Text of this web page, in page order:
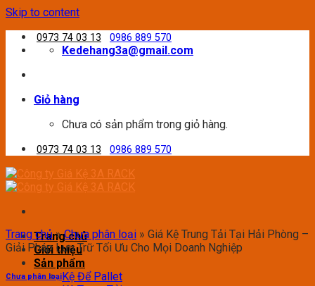
Skip to content
0973 74 03 13 0986 889 570
Kedehang3a@gmail.com
Giỏ hàng
Chưa có sản phẩm trong giỏ hàng.
0973 74 03 13 0986 889 570
Trang chủ
Giới thiệu
Sản phẩm
Kệ Để Pallet
Trang chủ»Chưa phân loại » Giá Kệ Trung Tải Tại Hải Phòng –
Giải Pháp Lưu Trữ Tối Ưu Cho Mọi Doanh Nghiệp
Chưa phân loại